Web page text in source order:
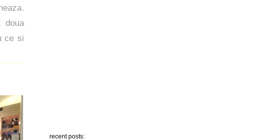
recent posts:
ce si